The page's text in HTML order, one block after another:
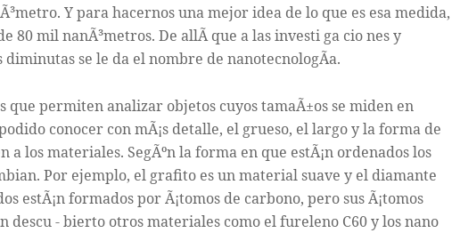
Y para hacernos una mejor idea de lo que es esa medida,
80 mil nanÃ³metros. De allÃ­ que a las investi ga cio nes y
se le da el nombre de nanotecnologÃ­a.
que permiten analizar objetos cuyos tamaÃ±os se miden en
conocer con mÃ¡s detalle, el grueso, el largo y la forma de
los materiales. SegÃºn la forma en que estÃ¡n ordenados los
Por ejemplo, el grafito es un material suave y el diamante
estÃ¡n formados por Ã¡tomos de carbono, pero sus Ã¡tomos
descu - bierto otros materiales como el fureleno C60 y los nano